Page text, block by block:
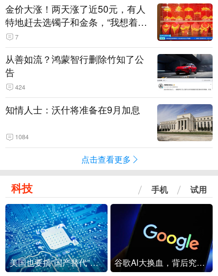
金价大涨！两天涨了近50元，有人
特地赶去选镯子和金条，“我想着买
起来可以保值，小批量进一些货”
7
从善如流？鸿蒙智行删除竹知了公
告
424
知情人士：沃什将准备在9月加息
1084
点击查看更多
科技 手机 试用
美国也要搞“国产替代”？先算清三笔账 谷歌AI大换血，背后究竟发生了什么？